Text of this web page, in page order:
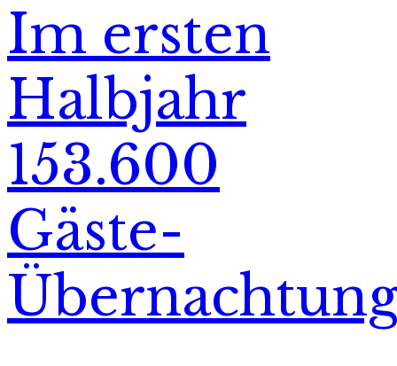
Im ersten
Halbjahr
153.600
Gäste-